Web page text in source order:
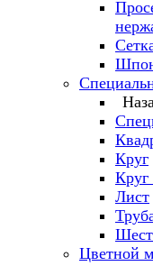
Круг
Круг
Лист
Цветной